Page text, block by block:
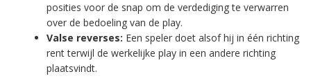
posities voor de snap om de verdediging te verwarren
over de bedoeling van de play.
Valse reverses: Een speler doet alsof hij in één richting
rent terwijl de werkelijke play in een andere richting
plaatsvindt.